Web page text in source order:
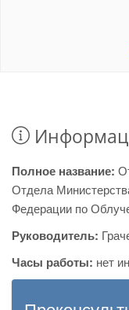
Полное название:
Отдела
Федерации по
Руководитель:
Часы работы: нет